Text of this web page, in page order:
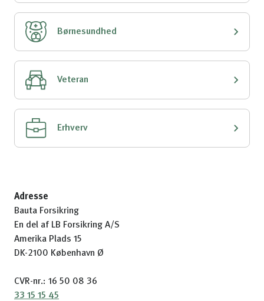
Børnesundhed
Veteran
Erhverv
Adresse
Bauta Forsikring
En del af LB Forsikring A/S
Amerika Plads 15
DK-2100 København Ø
CVR-nr.: 16 50 08 36
33 15 15 45